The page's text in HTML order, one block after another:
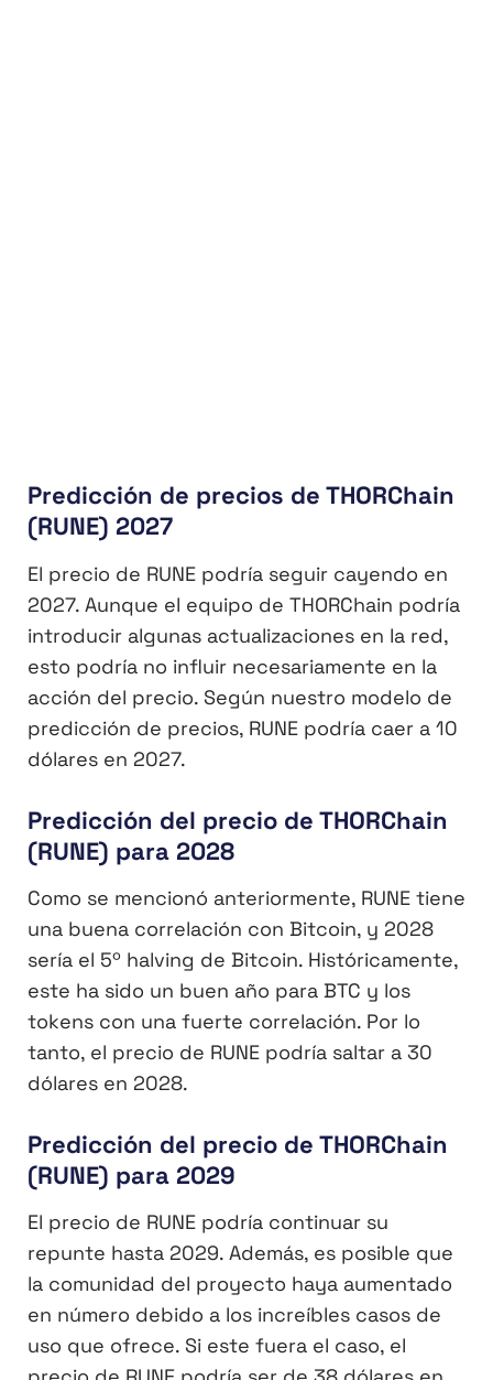
Predicción de precios de THORChain
(RUNE) 2027
El precio de RUNE podría seguir cayendo en
2027. Aunque el equipo de THORChain podría
introducir algunas actualizaciones en la red,
esto podría no influir necesariamente en la
acción del precio. Según nuestro modelo de
predicción de precios, RUNE podría caer a 10
dólares en 2027.
Predicción del precio de THORChain
(RUNE) para 2028
Como se mencionó anteriormente, RUNE tiene
una buena correlación con Bitcoin, y 2028
sería el 5º halving de Bitcoin. Históricamente,
este ha sido un buen año para BTC y los
tokens con una fuerte correlación. Por lo
tanto, el precio de RUNE podría saltar a 30
dólares en 2028.
Predicción del precio de THORChain
(RUNE) para 2029
El precio de RUNE podría continuar su
repunte hasta 2029. Además, es posible que
la comunidad del proyecto haya aumentado
en número debido a los increíbles casos de
uso que ofrece. Si este fuera el caso, el